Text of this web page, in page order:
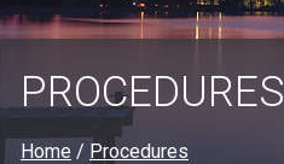
PROCEDURES
Home / Procedures